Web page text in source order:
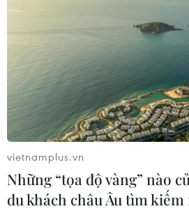
TIN CÙNG CHUYÊN MỤC
vietnamplus.vn
Những “tọa độ vàng” nào
du khách châu Âu tìm